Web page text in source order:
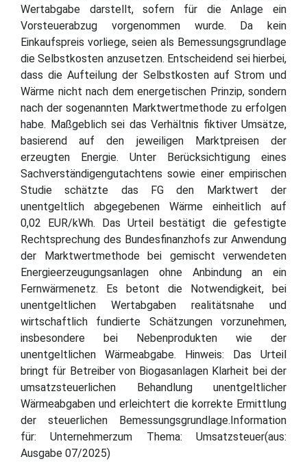
Wertabgabe darstellt, sofern für die Anlage ein
Vorsteuerabzug vorgenommen wurde. Da kein
Einkaufspreis vorliege, seien als Bemessungsgrundlage
die Selbstkosten anzusetzen. Entscheidend sei hierbei,
dass die Aufteilung der Selbstkosten auf Strom und
Wärme nicht nach dem energetischen Prinzip, sondern
nach der sogenannten Marktwertmethode zu erfolgen
habe. Maßgeblich sei das Verhältnis fiktiver Umsätze,
basierend auf den jeweiligen Marktpreisen der
erzeugten Energie. Unter Berücksichtigung eines
Sachverständigengutachtens sowie einer empirischen
Studie schätzte das FG den Marktwert der
unentgeltlich abgegebenen Wärme einheitlich auf
0,02 EUR/kWh. Das Urteil bestätigt die gefestigte
Rechtsprechung des Bundesfinanzhofs zur Anwendung
der Marktwertmethode bei gemischt verwendeten
Energieerzeugungsanlagen ohne Anbindung an ein
Fernwärmenetz. Es betont die Notwendigkeit, bei
unentgeltlichen Wertabgaben realitätsnahe und
wirtschaftlich fundierte Schätzungen vorzunehmen,
insbesondere bei Nebenprodukten wie der
unentgeltlichen Wärmeabgabe. Hinweis: Das Urteil
bringt für Betreiber von Biogasanlagen Klarheit bei der
umsatzsteuerlichen Behandlung unentgeltlicher
Wärmeabgaben und erleichtert die korrekte Ermittlung
der steuerlichen Bemessungsgrundlage.Information
für: Unternehmerzum Thema: Umsatzsteuer(aus:
Ausgabe 07/2025)